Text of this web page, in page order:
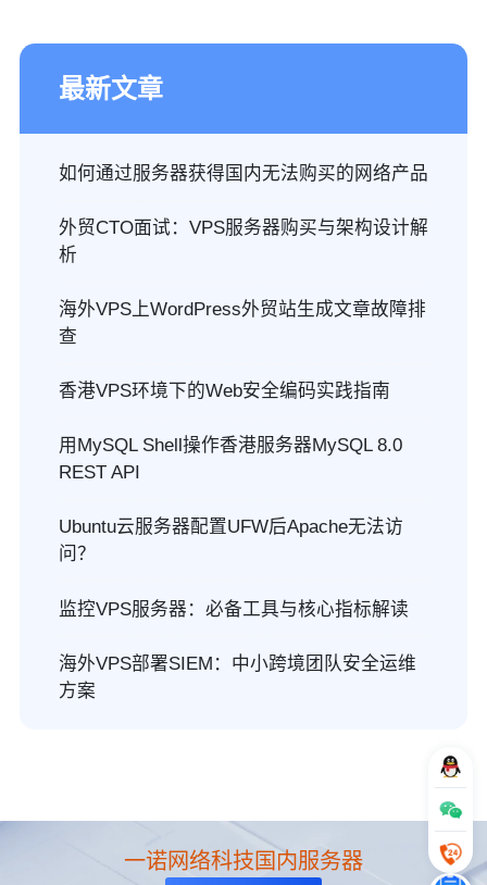
最新文章
如何通过服务器获得国内无法购买的网络产品
外贸CTO面试：VPS服务器购买与架构设计解
析
海外VPS上WordPress外贸站生成文章故障排
查
香港VPS环境下的Web安全编码实践指南
用MySQL Shell操作香港服务器MySQL 8.0
REST API
Ubuntu云服务器配置UFW后Apache无法访
问？
监控VPS服务器：必备工具与核心指标解读
海外VPS部署SIEM：中小跨境团队安全运维
方案
一诺网络科技国内服务器